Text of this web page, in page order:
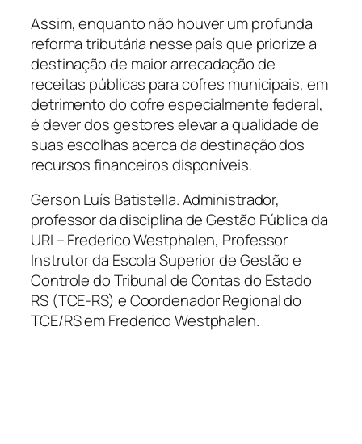
Assim, enquanto não houver um profunda
reforma tributária nesse país que priorize a
destinação de maior arrecadação de
receitas públicas para cofres municipais, em
detrimento do cofre especialmente federal,
é dever dos gestores elevar a qualidade de
suas escolhas acerca da destinação dos
recursos financeiros disponíveis.
Gerson Luís Batistella. Administrador,
professor da disciplina de Gestão Pública da
URI – Frederico Westphalen, Professor
Instrutor da Escola Superior de Gestão e
Controle do Tribunal de Contas do Estado
RS (TCE-RS) e Coordenador Regional do
TCE/RS em Frederico Westphalen.